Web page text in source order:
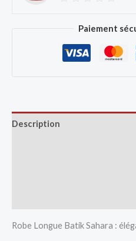
Paiement
Description
Robe Longue Batik Sahara :